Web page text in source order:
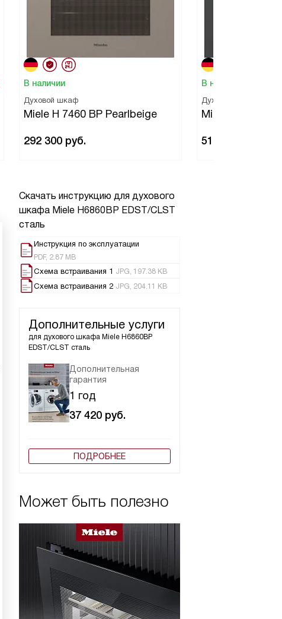
В наличии
Духовой шкаф
Miele H 7460 BP Pearlbeige
292 300 руб.
В наличии
Духовой шкаф
Miele H 7860
519 600
Скачать инструкцию для духового
шкафа Miele H6860BP EDST/CLST
сталь
Инструкция по эксплуатации
PDF, 2.87 MB
Схема встраивания 1 JPG, 197.38 KB
Схема встраивания 2 JPG, 204.11 KB
Дополнительные услуги
для духового шкафа Miele H6860BP
EDST/CLST сталь
Дополнительная
гарантия
1 год
37 420 руб.
ПОДРОБНЕЕ
Может быть полезно